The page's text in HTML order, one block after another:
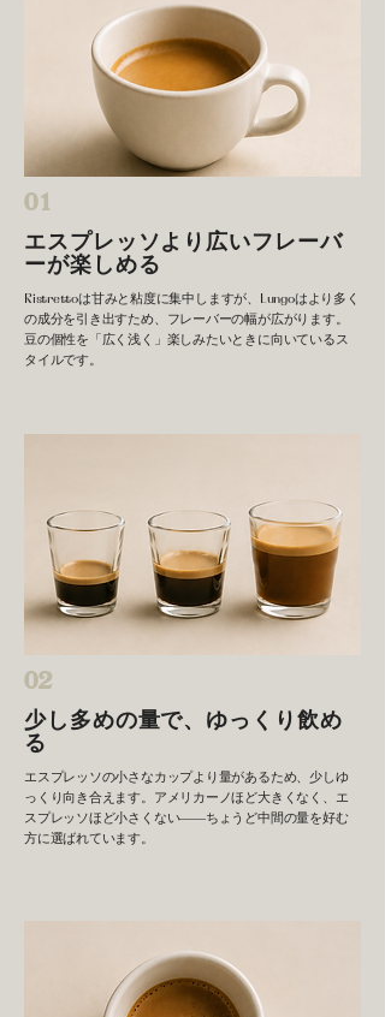
01
エスプレッソより広いフレーバ
ーが楽しめる
Ristrettoは甘みと粘度に集中しますが、Lungoはより多く
の成分を引き出すため、フレーバーの幅が広がります。
豆の個性を「広く浅く」楽しみたいときに向いているス
タイルです。
02
少し多めの量で、ゆっくり飲め
る
エスプレッソの小さなカップより量があるため、少しゆ
っくり向き合えます。アメリカーノほど大きくなく、エ
スプレッソほど小さくない——ちょうど中間の量を好む
方に選ばれています。